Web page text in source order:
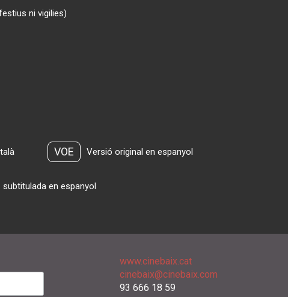
ni vigilies)
VOE Versió original en espanyol
en espanyol
www.cinebaix.cat
cinebaix@cinebaix.com
93 666 18 59